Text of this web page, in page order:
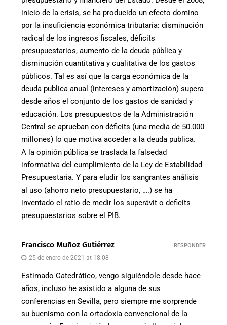
inicio de la crisis, se ha producido un efecto domino
por la insuficiencia económica tributaria: disminución
radical de los ingresos fiscales, déficits
presupuestarios, aumento de la deuda pública y
disminución cuantitativa y cualitativa de los gastos
públicos. Tal es así que la carga económica de la
deuda publica anual (intereses y amortización) supera
desde años el conjunto de los gastos de sanidad y
educación. Los presupuestos de la Administración
Central se aprueban con déficits (una media de 50.000
millones) lo que motiva acceder a la deuda publica.
A la opinión pública se traslada la falsedad
informativa del cumplimiento de la Ley de Estabilidad
Presupuestaria. Y para eludir los sangrantes análisis
al uso (ahorro neto presupuestario, ….) se ha
inventado el ratio de medir los superávit o deficits
presupuestsrios sobre el PIB.
Francisco Muñoz Gutiérrez
25 de enero de 2021 at 18:08
Estimado Catedrático, vengo siguiéndole desde hace
años, incluso he asistido a alguna de sus
conferencias en Sevilla, pero siempre me sorprende
su buenismo con la ortodoxia convencional de la
RESPONDER